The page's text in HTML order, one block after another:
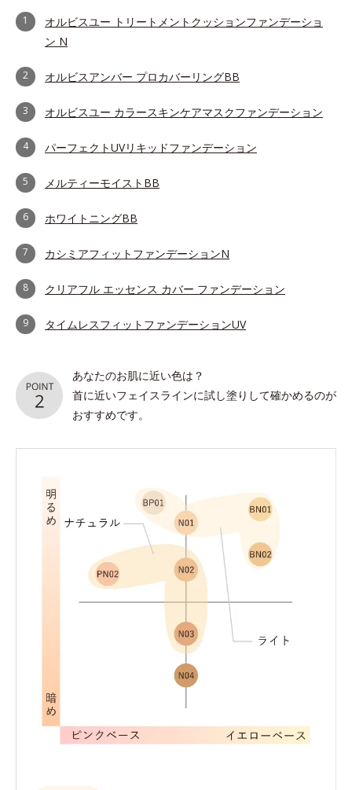
1
オルビスユー トリートメントクッションファンデーショ
ン N
2 オルビスアンバー プロカバーリングBB
3 オルビスユー カラースキンケアマスクファンデーション
4 パーフェクトUVリキッドファンデーション
5 メルティーモイストBB
6 ホワイトニングBB
7 カシミアフィットファンデーションN
8 クリアフル エッセンス カバー ファンデーション
9 タイムレスフィットファンデーションUV
あなたのお肌に近い色は？
首に近いフェイスラインに試し塗りして確かめるのが
おすすめです。